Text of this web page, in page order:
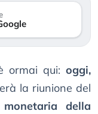
ormai qui: oggi,
la riunione del
della